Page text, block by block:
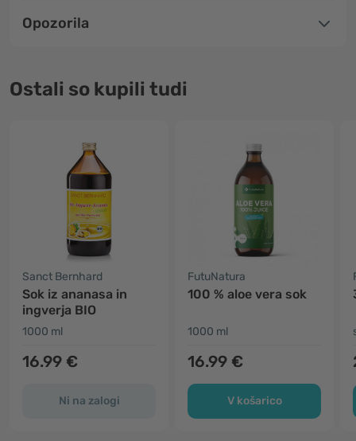
Opozorila
Ostali so kupili tudi
Sanct Bernhard
Sok iz ananasa in
ingverja BIO
1000 ml
16.99 €
Ni na zalogi
FutuNatura
100 % aloe vera sok
1000 ml
16.99 €
V košarico